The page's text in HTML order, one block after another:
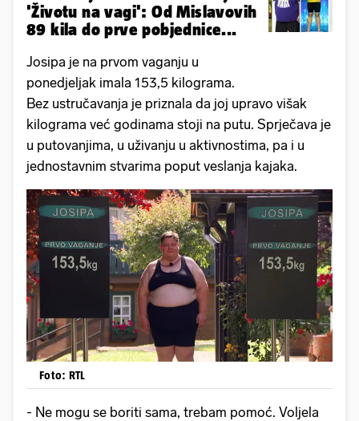
'Životu na vagi': Od Mislavovih
89 kila do prve pobjednice...
Josipa je na prvom vaganju u
ponedjeljak imala 153,5 kilograma.
Bez ustručavanja je priznala da joj upravo višak
kilograma već godinama stoji na putu. Sprječava je
u putovanjima, u uživanju u aktivnostima, pa i u
jednostavnim stvarima poput veslanja kajaka.
Foto: RTL
- Ne mogu se boriti sama, trebam pomoć. Voljela